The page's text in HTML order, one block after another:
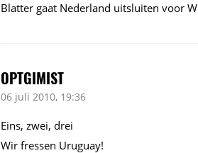
Blatter gaat Nederland uitsluiten voor
OPTGIMIST
06 juli 2010, 19:36
Eins, zwei, drei
Wir fressen Uruguay!